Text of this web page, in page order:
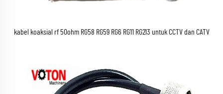
kabel koaksial rf 50ohm RG58 RG59 RG6 RG11 RG213 untuk CCTV dan CATV